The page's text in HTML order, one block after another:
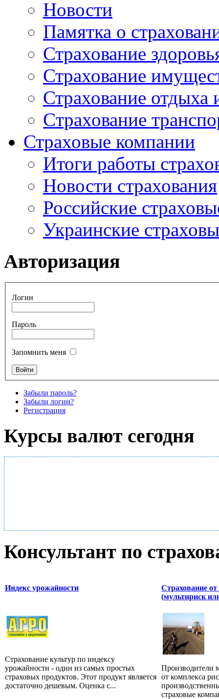
Новости
Памятка о
Страхование
Страхование
Страхование отдыха
Cтрахование
Страховые компании
Итоги работы
Новости страхования
Российские
Украинские
Авторизация
Логин
Пароль
Запомнить меня
Забыли пароль?
Забыли логин?
Регистрация
Курсы валют сегодня
Консультант по
Индекс урожайности
Страхование культур по индексу
урожайности - один из самых простых
страховых продуктов. Этот продукт является
достаточно дешевым. Оценка с...
Страхование
(мультириск
Производители
от комплекса
страховые